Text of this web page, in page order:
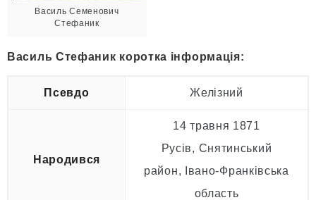
Василь Семенович
Стефаник
Василь Стефаник коротка інформація:
Псевдо Желізний
Народився
14 травня 1871
Русів, Снятинський
район, Івано-Франківська
область